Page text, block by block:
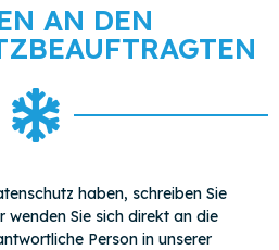
AN DEN
haben, schreiben Sie
wenden Sie sich direkt an die
Person in unserer